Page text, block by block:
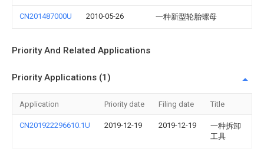
CN201487000U 2010-05-26 一种新型轮胎螺母
Priority And Related Applications
Priority Applications (1)
Application Priority date Filing date Title
CN201922296610.1U 2019-12-19 2019-12-19
一种拆卸
工具